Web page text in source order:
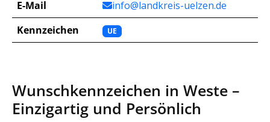
E-Mail
info@landkreis-uelzen.de
Kennzeichen
UE
Wunschkennzeichen in Weste –
Einzigartig und Persönlich